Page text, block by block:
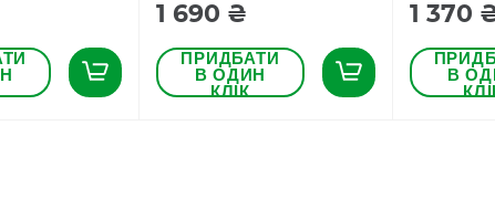
1 690 ₴
ПРИДБАТИ
В ОДИН
КЛІК
1 370
В